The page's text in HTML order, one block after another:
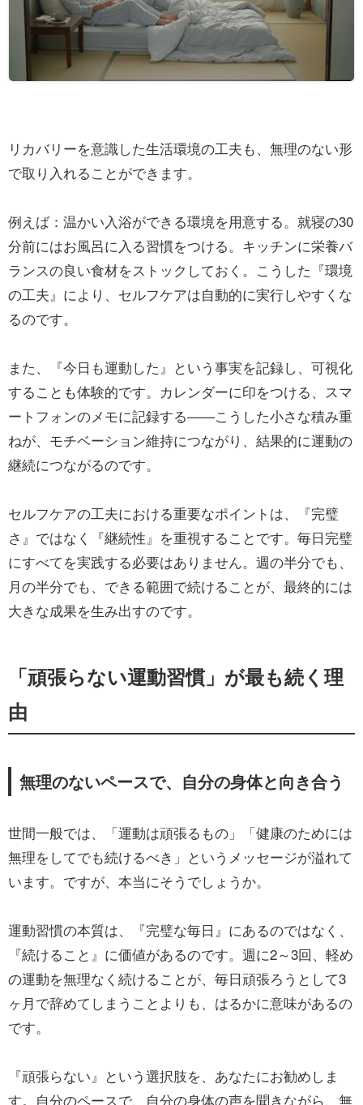
リカバリーを意識した生活環境の工夫も、無理のない形
で取り入れることができます。
例えば：温かい入浴ができる環境を用意する。就寝の30
分前にはお風呂に入る習慣をつける。キッチンに栄養バ
ランスの良い食材をストックしておく。こうした『環境
の工夫』により、セルフケアは自動的に実行しやすくな
るのです。
また、『今日も運動した』という事実を記録し、可視化
することも体験的です。カレンダーに印をつける、スマ
ートフォンのメモに記録する——こうした小さな積み重
ねが、モチベーション維持につながり、結果的に運動の
継続につながるのです。
セルフケアの工夫における重要なポイントは、『完璧
さ』ではなく『継続性』を重視することです。毎日完璧
にすべてを実践する必要はありません。週の半分でも、
月の半分でも、できる範囲で続けることが、最終的には
大きな成果を生み出すのです。
「頑張らない運動習慣」が最も続く理
由
無理のないペースで、自分の身体と向き合う
世間一般では、「運動は頑張るもの」「健康のためには
無理をしてでも続けるべき」というメッセージが溢れて
います。ですが、本当にそうでしょうか。
運動習慣の本質は、『完璧な毎日』にあるのではなく、
『続けること』に価値があるのです。週に2～3回、軽め
の運動を無理なく続けることが、毎日頑張ろうとして3
ヶ月で辞めてしまうことよりも、はるかに意味があるの
です。
『頑張らない』という選択肢を、あなたにお勧めしま
す。自分のペースで、自分の身体の声を聞きながら、無